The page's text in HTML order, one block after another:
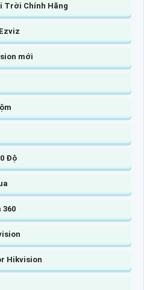
Trời Chính Hãng
mới
Độ
360
Hikvision